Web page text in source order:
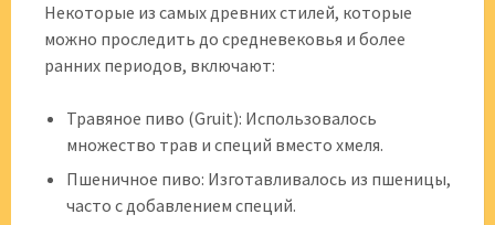
Некоторые из самых древних стилей, которые
можно проследить до средневековья и более
ранних периодов, включают:
Травяное пиво (Gruit): Использовалось
множество трав и специй вместо хмеля.
Пшеничное пиво: Изготавливалось из пшеницы,
часто с добавлением специй.